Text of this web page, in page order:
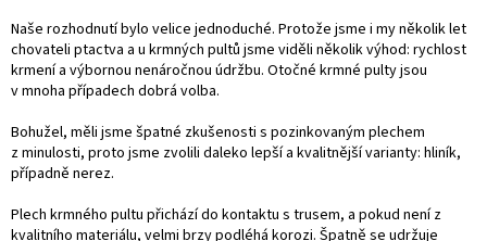
Naše rozhodnutí bylo velice jednoduché. Protože jsme i my několik let
chovateli ptactva a u krmných pultů jsme viděli několik výhod: rychlost
krmení a výbornou nenáročnou údržbu. Otočné krmné pulty jsou
v mnoha případech dobrá volba.
Bohužel, měli jsme špatné zkušenosti s pozinkovaným plechem
z minulosti, proto jsme zvolili daleko lepší a kvalitnější varianty: hliník,
případně nerez.
Plech krmného pultu přichází do kontaktu s trusem, a pokud není z
kvalitního materiálu, velmi brzy podléhá korozi. Špatně se udržuje